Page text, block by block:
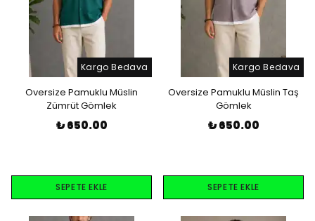
Kargo Bedava
Oversize Pamuklu Müslin
Zümrüt Gömlek
₺ 650.00
SEPETE EKLE
Kargo Bedava
Oversize Pamuklu Müslin Taş
Gömlek
₺ 650.00
SEPETE EKLE